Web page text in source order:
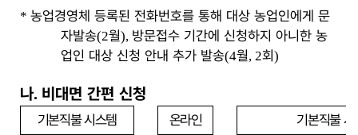
* 농업경영체 등록된 전화번호를 통해 대상 농업인에게 문
자발송(2월), 방문접수 기간에 신청하지 아니한 농
업인 대상 신청 안내 추가 발송(4월, 2회)
나. 비대면 간편 신청
기본직불 시스템 온라인 기본직불 시